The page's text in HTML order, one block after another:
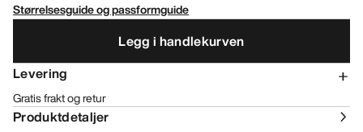
Størrelsesguide og passformguide
Legg i handlekurven
Levering
Gratis frakt og retur
Produktdetaljer